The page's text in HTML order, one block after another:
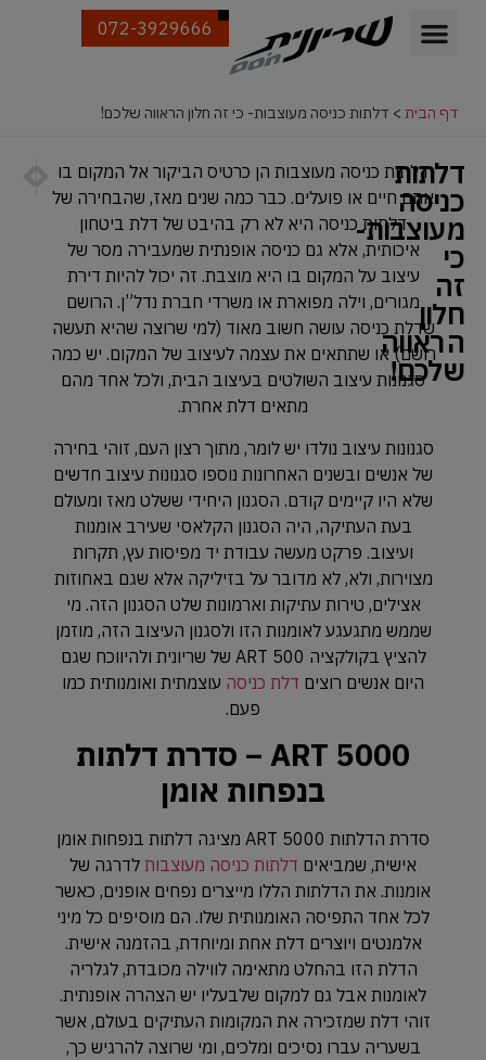
072-3929666
דף הבית > דלתות כניסה מעוצבות- כי זה חלון הראווה שלכם!
דלתות
כניסה
מעוצבות-
כי
זה
חלון
הראווה
שלכם!
דלתות כניסה מעוצבות הן כרטיס הביקור אל המקום בו
אתם חיים או פועלים. כבר כמה שנים מאז, שהבחירה של
דלתות כניסה היא לא רק בהיבט של דלת ביטחון
איכותית, אלא גם כניסה אופנתית שמעבירה מסר של
עיצוב על המקום בו היא מוצבת. זה יכול להיות דירת
מגורים, וילה מפוארת או משרדי חברת נדל”ן. הרושם
שדלת כניסה עושה חשוב מאוד (למי שרוצה שהיא תעשה
רושם) או שתתאים את עצמה לעיצוב של המקום. יש כמה
סגנונות עיצוב השולטים בעיצוב הבית, ולכל אחד מהם
מתאים דלת אחרת.
סגנונות עיצוב נולדו יש לומר, מתוך רצון העם, זוהי בחירה
של אנשים ובשנים האחרונות נוספו סגנונות עיצוב חדשים
שלא היו קיימים קודם. הסגנון היחידי ששלט מאז ומעולם
בעת העתיקה, היה הסגנון הקלאסי שעירב אומנות
ועיצוב. פרקט מעשה עבודת יד מפיסות עץ, תקרות
מצוירות, ולא, לא מדובר על בזיליקה אלא שגם באחוזות
אצילים, טירות עתיקות וארמונות שלט הסגנון הזה. מי
שממש מתגעגע לאומנות הזו ולסגנון העיצוב הזה, מוזמן
להציץ בקולקציה ART 500 של שריונית ולהיווכח שגם
היום אנשים רוצים דלת כניסה עוצמתית ואומנותית כמו
פעם.
ART 5000 – סדרת דלתות
בנפחות אומן
סדרת הדלתות ART 5000 מציגה דלתות בנפחות אומן
אישית, שמביאים דלתות כניסה מעוצבות לדרגה של
אומנות. את הדלתות הללו מייצרים נפחים אופנים, כאשר
לכל אחד התפיסה האומנותית שלו. הם מוסיפים כל מיני
אלמנטים ויוצרים דלת אחת ומיוחדת, בהזמנה אישית.
הדלת הזו בהחלט מתאימה לווילה מכובדת, לגלריה
לאומנות אבל גם למקום שלבעליו יש הצהרה אופנתית.
זוהי דלת שמזכירה את המקומות העתיקים בעולם, אשר
בשעריה עברו נסיכים ומלכים, ומי שרוצה להרגיש כך,